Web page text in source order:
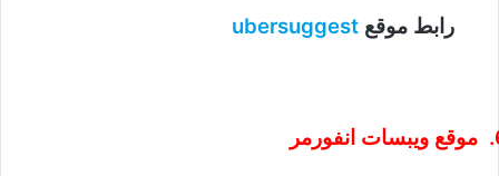
رابط موقع ubersuggest
موقع ويبسات انفورمر